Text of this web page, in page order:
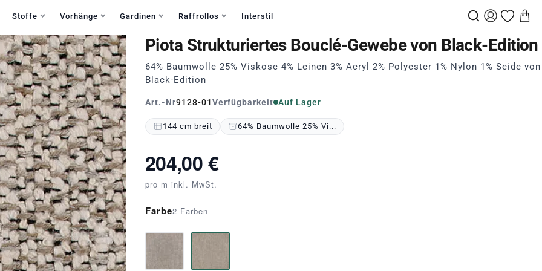
Stoffe Vorhänge Gardinen Raffrollos Interstil
Piota Strukturiertes Bouclé-Gewebe von Black-Edition
64% Baumwolle 25% Viskose 4% Leinen 3% Acryl 2% Polyester 1% Nylon 1% Seide von
Black-Edition
Art.-Nr9128-01Verfügbarkeit Auf Lager
144 cm breit 64% Baumwolle 25% Vi...
204,00 €
pro m inkl. MwSt.
Farbe2 Farben